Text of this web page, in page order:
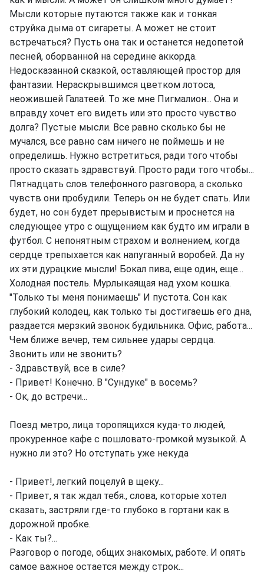
Мысли которые путаются также как и тонкая
струйка дыма от сигареты. А может не стоит
встречаться? Пусть она так и останется недопетой
песней, оборванной на середине аккорда.
Недосказанной сказкой, оставляющей простор для
фантазии. Нераскрывшимся цветком лотоса,
неожившей Галатеей. То же мне Пигмалион... Она и
вправду хочет его видеть или это просто чувство
долга? Пустые мысли. Все равно сколько бы не
мучался, все равно сам ничего не поймешь и не
определишь. Нужно встретиться, ради того чтобы
просто сказать здравствуй. Просто ради того чтобы...
Пятнадцать слов телефонного разговора, а сколько
чувств они пробудили. Теперь он не будет спать. Или
будет, но сон будет прерывистым и проснется на
следующее утро с ощущением как будто им играли в
футбол. С непонятным страхом и волнением, когда
сердце трепыхается как напуганный воробей. Да ну
их эти дурацкие мысли! Бокал пива, еще один, еще...
Холодная постель. Мурлыкаящая над ухом кошка.
"Только ты меня понимаешь" И пустота. Сон как
глубокий колодец, как только ты достигаешь его дна,
раздается мерзкий звонок будильника. Офис, работа...
Чем ближе вечер, тем сильнее удары сердца.
Звонить или не звонить?
- Здравствуй, все в силе?
- Привет! Конечно. В "Сундуке" в восемь?
- Ок, до встречи...
Поезд метро, лица торопящихся куда-то людей,
прокуренное кафе с пошловато-громкой музыкой. А
нужно ли это? Но отступать уже некуда
- Привет!, легкий поцелуй в щеку...
- Привет, я так ждал тебя., слова, которые хотел
сказать, застряли где-то глубоко в гортани как в
дорожной пробке.
- Как ты?...
Разговор о погоде, общих знакомых, работе. И опять
самое важное остается между строк...